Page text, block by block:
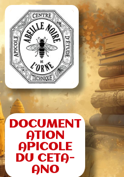
DOCUMENT
ATION
APICOLE
DU CETA-
ANO